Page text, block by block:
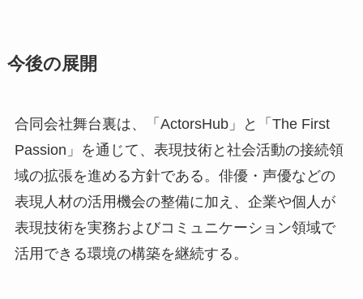
今後の展開
合同会社舞台裏は、「ActorsHub」と「The First
Passion」を通じて、表現技術と社会活動の接続領
域の拡張を進める方針である。俳優・声優などの
表現人材の活用機会の整備に加え、企業や個人が
表現技術を実務およびコミュニケーション領域で
活用できる環境の構築を継続する。